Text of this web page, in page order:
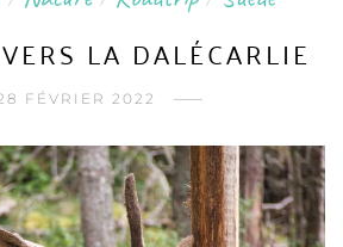
LA DALÉCARLIE
FÉVRIER 2022